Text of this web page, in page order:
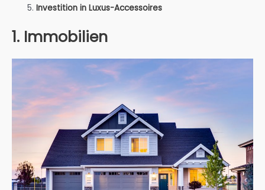
Investition in Luxus-Accessoires
1. Immobilien